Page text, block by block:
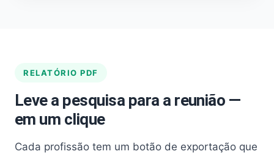
RELATÓRIO PDF
Leve a pesquisa para a reunião —
em um clique
Cada profissão tem um botão de exportação que